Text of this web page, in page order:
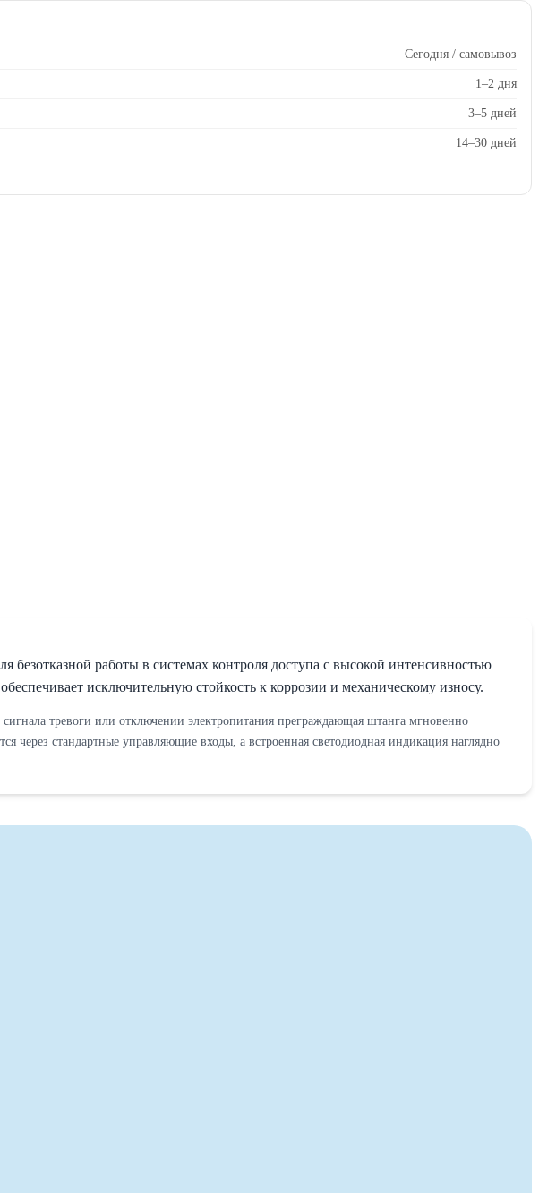
Сегодня / самовывоз
1–2 дня
3–5 дней
14–30 дней
работы в системах контроля доступа с высокой интенсивностью
исключительную стойкость к коррозии и механическому износу.
тревоги или отключении электропитания преграждающая штанга мгновенно
через стандартные управляющие входы, а встроенная светодиодная индикация наглядно